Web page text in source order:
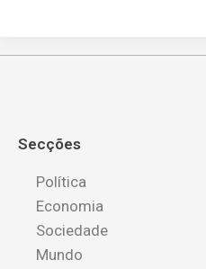
Secções
Política
Economia
Sociedade
Mundo